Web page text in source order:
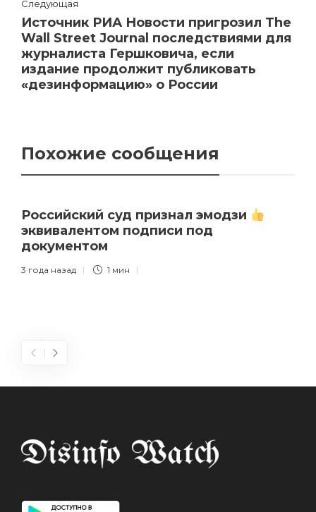
Следующая
Источник РИА Новости пригрозил The
Wall Street Journal последствиями для
журналиста Гершковича, если
издание продолжит публиковать
«дезинформацию» о России
Похожие сообщения
Российский суд признал эмодзи
эквивалентом подписи под
документом
3 года назад 1 мин